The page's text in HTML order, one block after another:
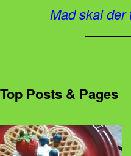
Mad skal der
Top Posts & Pages